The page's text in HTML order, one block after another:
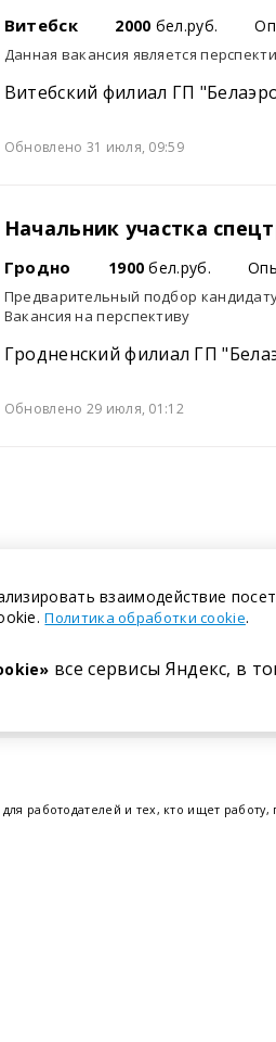
Витебск 2000 бел.руб.
Данная вакансия является
Витебский филиал ГП
Обновлено 31 июля, 09:59
Начальник участка
Гродно 1900 бел.руб.
Предварительный подбор
Вакансия на перспективу
Гродненский филиал ГП
Обновлено 29 июля, 01:12
работодателей и тех, кто ищет
взаимодействие
Политика обработки cookie.
все сервисы Яндекс, в